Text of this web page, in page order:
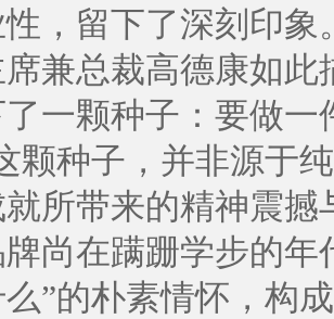
，留下了深刻印象
兼总裁高德康如此
一颗种子：要做
颗种子，并非源于
所带来的精神震
牌尚在蹒跚学步的
”的朴素情怀，构